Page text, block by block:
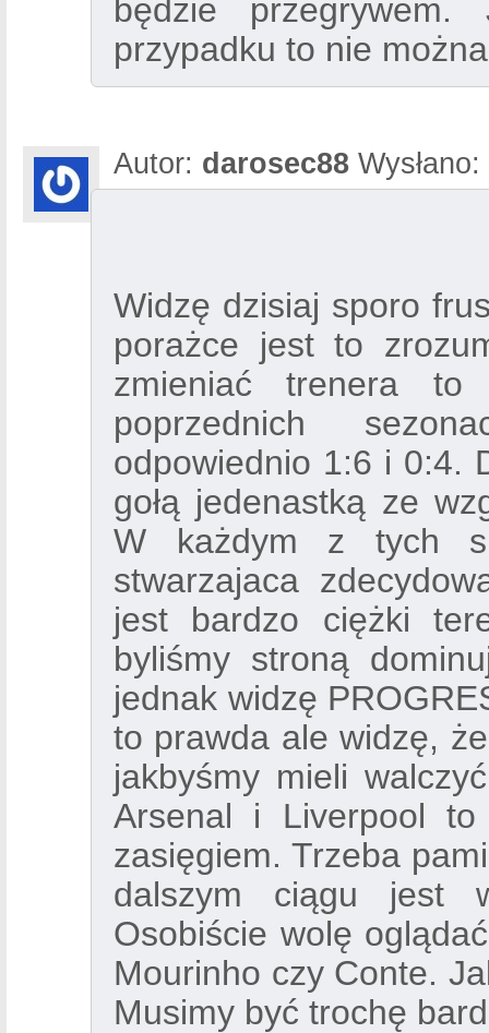
będzie
przypadku to nie
Autor: darosec88 Wysłano:
Widzę dzisiaj sporo
porażce jest to
zmieniać trenera
poprzednich
odpowiednio 1:6 i 0:4.
gołą jedenastką ze
W każdym z tych
stwarzajaca
jest bardzo ciężki
byliśmy stroną
jednak widzę
to prawda ale widzę,
jakbyśmy mieli
Arsenal i Liverpool
zasięgiem. Trzeba
dalszym ciągu jest
Osobiście wolę
Mourinho czy Conte.
Musimy być trochę